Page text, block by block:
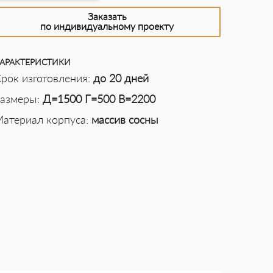
Заказать
по индивидуальному проекту
изготовления: до 20 дней
Д=1500 Г=500 В=2200
корпуса: массив сосны